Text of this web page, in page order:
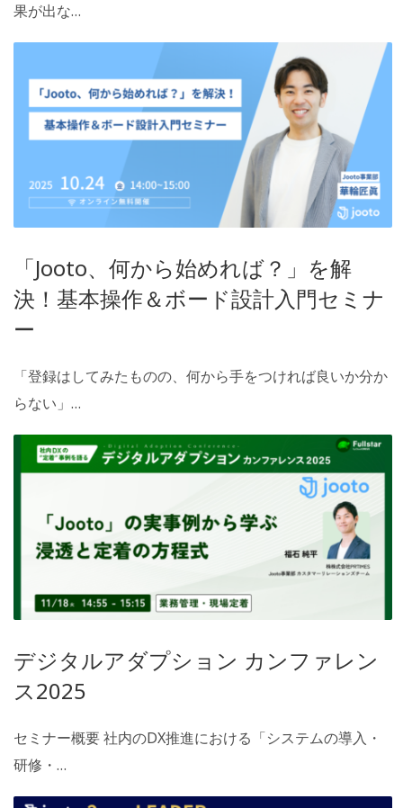
果が出な…
「Jooto、何から始めれば？」を解
決！基本操作＆ボード設計入門セミナ
ー
「登録はしてみたものの、何から手をつければ良いか分か
らない」…
デジタルアダプション カンファレン
ス2025
セミナー概要 社内のDX推進における「システムの導入・
研修・…